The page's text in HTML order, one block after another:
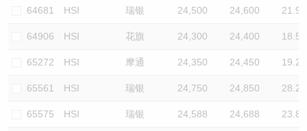
64681 HSI 瑞银 24,500 24,600 21.9
64906 HSI 花旗 24,300 24,400 18.5
65272 HSI 摩通 24,350 24,450 19.2
65561 HSI 瑞银 24,750 24,850 28.2
65575 HSI 瑞银 24,588 24,688 23.8